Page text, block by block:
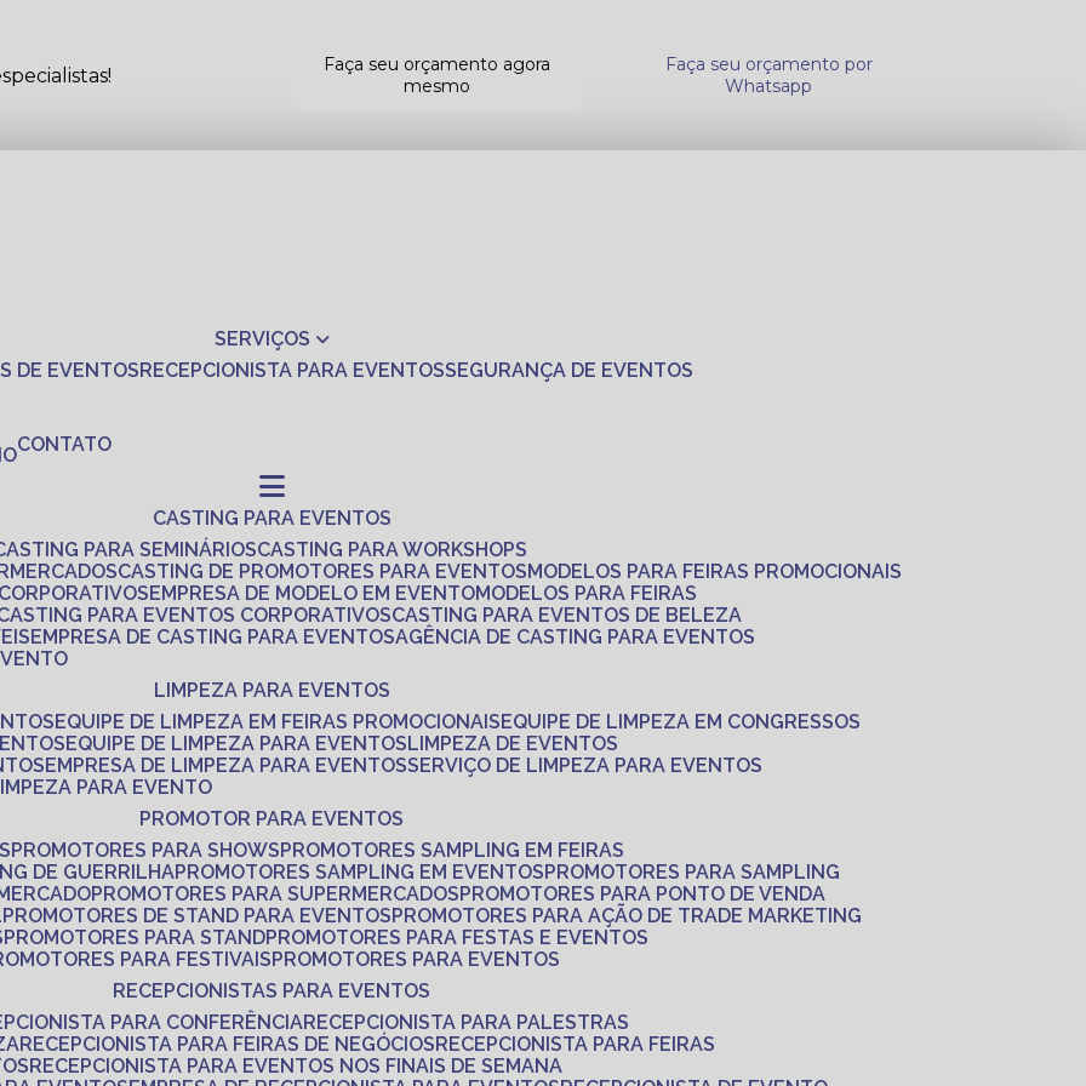
Faça seu orçamento agora
mesmo
Faça seu orçamento por
Whatsapp
SERVIÇOS
DE EVENTOS
RECEPCIONISTA PARA EVENTOS SEGURANÇA DE EVENTOS
CONTATO
CASTING PARA EVENTOS
CASTING PARA SEMINÁRIOS
CASTING PARA WORKSHOPS
CASTING DE PROMOTORES PARA EVENTOS
MODELOS PARA FEIRAS PROMOCIONAIS
EMPRESA DE MODELO EM EVENTO
MODELOS PARA FEIRAS
CASTING PARA EVENTOS CORPORATIVOS
CASTING PARA EVENTOS DE BELEZA
EMPRESA DE CASTING PARA EVENTOS
AGÊNCIA DE CASTING PARA EVENTOS
LIMPEZA PARA EVENTOS
EQUIPE DE LIMPEZA EM FEIRAS PROMOCIONAIS
EQUIPE DE LIMPEZA EM CONGRESSOS
EQUIPE DE LIMPEZA PARA EVENTOS
LIMPEZA DE EVENTOS
EMPRESA DE LIMPEZA PARA EVENTOS SERVIÇO DE LIMPEZA PARA EVENTOS
LIMPEZA PARA EVENTO
PROMOTOR PARA EVENTOS
PROMOTORES PARA SHOWS
PROMOTORES SAMPLING EM FEIRAS
DE GUERRILHA PROMOTORES SAMPLING EM EVENTOS
PROMOTORES PARA SAMPLING
PROMOTORES PARA SUPERMERCADOS
PROMOTORES PARA PONTO DE VENDA
PROMOTORES DE STAND PARA EVENTOS
PROMOTORES PARA AÇÃO DE TRADE MARKETING
PROMOTORES PARA STAND PROMOTORES PARA FESTAS E EVENTOS
PARA FESTIVAIS
PROMOTORES PARA EVENTOS
RECEPCIONISTAS PARA EVENTOS
PARA CONFERÊNCIA
RECEPCIONISTA PARA PALESTRAS
RECEPCIONISTA PARA FEIRAS DE NEGÓCIOS
RECEPCIONISTA PARA FEIRAS
RECEPCIONISTA PARA EVENTOS NOS FINAIS DE SEMANA